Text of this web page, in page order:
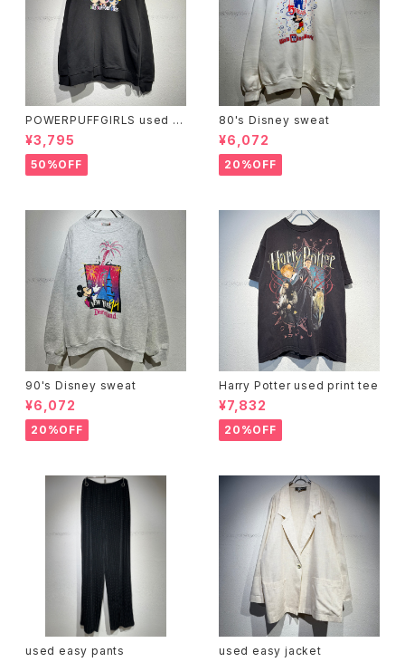
POWERPUFFGIRLS used s
weat
¥3,795
50%OFF
80's Disney sweat
¥6,072
20%OFF
90's Disney sweat
¥6,072
20%OFF
Harry Potter used print tee
¥7,832
20%OFF
used easy pants used easy jacket